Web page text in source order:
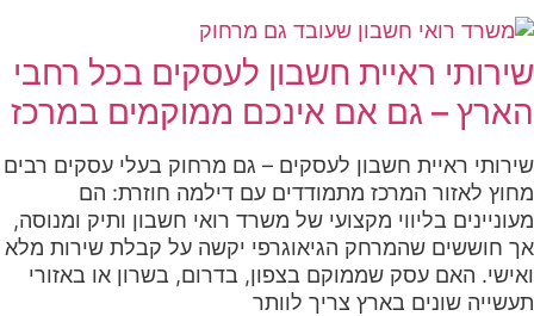
שירותי ראיית חשבון לעסקים בכל רחבי
הארץ – גם אם אינכם ממוקמים במרכז
שירותי ראיית חשבון לעסקים – גם מרחוק בעלי עסקים רבים
מחוץ לאזור המרכז מתמודדים עם דילמה חוזרת: הם
מעוניינים בליווי מקצועי של משרד רואי חשבון ותיק ומנוסה,
אך חוששים שהמרחק הגיאוגרפי יקשה על קבלת שירות מלא
ואישי. האם עסק שממוקם בצפון, בדרום, בשרון או באזורי
תעשייה שונים בארץ צריך לוותר